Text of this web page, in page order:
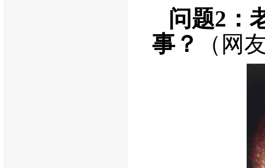
问题2 ：
事？
（网